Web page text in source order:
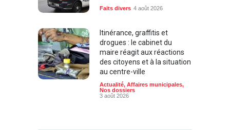
Faits divers 4 août 2026
Itinérance, graffitis et
drogues : le cabinet du
maire réagit aux réactions
des citoyens et à la situation
au centre-ville
Actualité, Affaires municipales,
Nos dossiers
3 août 2026